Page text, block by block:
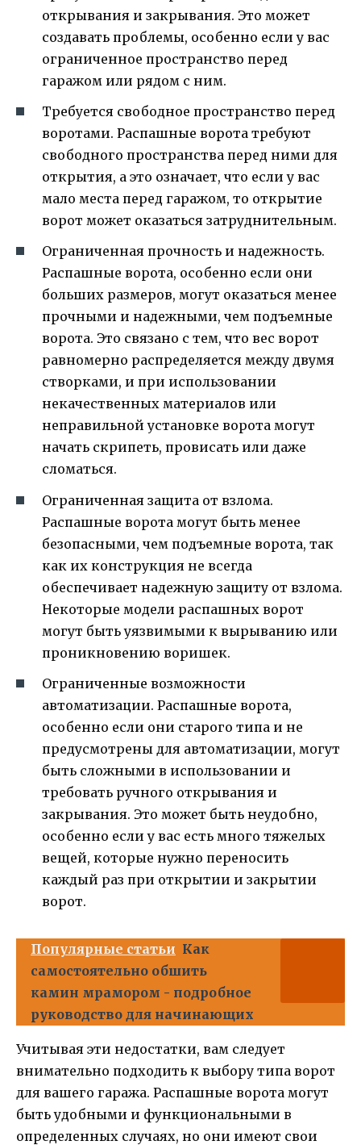
открывания и закрывания. Это может
создавать проблемы, особенно если у вас
ограниченное пространство перед
гаражом или рядом с ним.
Требуется свободное пространство перед
воротами. Распашные ворота требуют
свободного пространства перед ними для
открытия, а это означает, что если у вас
мало места перед гаражом, то открытие
ворот может оказаться затруднительным.
Ограниченная прочность и надежность.
Распашные ворота, особенно если они
больших размеров, могут оказаться менее
прочными и надежными, чем подъемные
ворота. Это связано с тем, что вес ворот
равномерно распределяется между двумя
створками, и при использовании
некачественных материалов или
неправильной установке ворота могут
начать скрипеть, провисать или даже
сломаться.
Ограниченная защита от взлома.
Распашные ворота могут быть менее
безопасными, чем подъемные ворота, так
как их конструкция не всегда
обеспечивает надежную защиту от взлома.
Некоторые модели распашных ворот
могут быть уязвимыми к вырыванию или
проникновению воришек.
Ограниченные возможности
автоматизации. Распашные ворота,
особенно если они старого типа и не
предусмотрены для автоматизации, могут
быть сложными в использовании и
требовать ручного открывания и
закрывания. Это может быть неудобно,
особенно если у вас есть много тяжелых
вещей, которые нужно переносить
каждый раз при открытии и закрытии
ворот.
Популярные статьи Как
самостоятельно обшить
камин мрамором - подробное
руководство для начинающих
Учитывая эти недостатки, вам следует
внимательно подходить к выбору типа ворот
для вашего гаража. Распашные ворота могут
быть удобными и функциональными в
определенных случаях, но они имеют свои